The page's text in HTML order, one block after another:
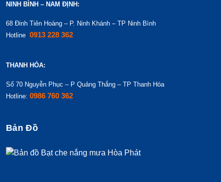
NINH BÌNH – NAM ĐỊNH:
68 Đinh Tiên Hoàng – P. Ninh Khánh – TP Ninh Bình
Hotline: 0913 228 362
THANH HÓA:
Số 70 Nguyễn Phục – P Quảng Thắng – TP Thanh Hóa
Hotline: 0986 760 362
Bản Đồ